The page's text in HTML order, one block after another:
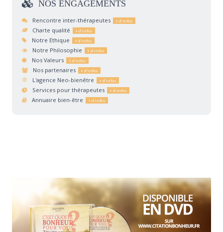
NOS ENGAGEMENTS
Rencontre inter-thérapeutes
Charte qualité
Notre Ethique
Notre Philosophie
Nos Valeurs
Nos partenaires
L'agence Neo-bienêtre
Services pour thérapeutes
Annuaire bien-être